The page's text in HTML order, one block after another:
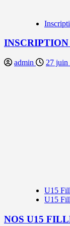
INSCRIPTION
admin 27 juin
U15
U15
NOS U15